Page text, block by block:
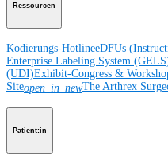
Ressourcen
Kodierungs-HotlineeDFUs
Enterprise Labeling System
(UDI)Exhibit-Congress &
Siteopen_in_newThe Arthrex
Patient:in